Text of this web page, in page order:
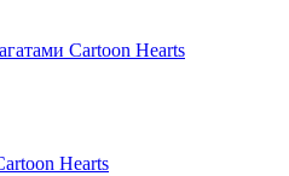
Cartoon Hearts
Hearts